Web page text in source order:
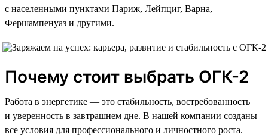
с населенными пунктами Париж, Лейпциг, Варна,
Фершампенуаз и другими.
Почему стоит выбрать ОГК-2
Работа в энергетике — это стабильность, востребованность
и уверенность в завтрашнем дне. В нашей компании созданы
все условия для профессионального и личностного роста.